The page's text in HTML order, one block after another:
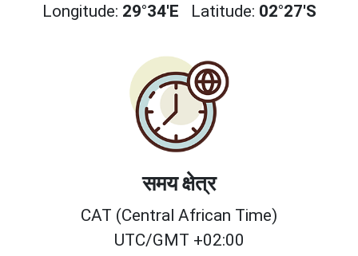
Longitude: 29°34'E Latitude: 02°27'S
समय क्षेत्र
CAT (Central African Time)
UTC/GMT +02:00